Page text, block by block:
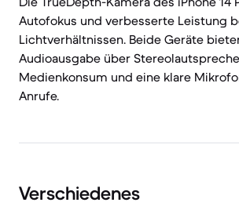
Autofokus und verbesserte Leistung
Lichtverhältnissen. Beide Geräte
Audioausgabe über
Medienkonsum und eine klare
Anrufe.
Verschiedenes